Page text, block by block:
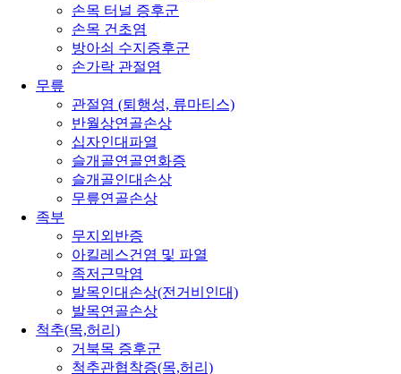
손목 터널 증후군
손목 건초염
방아쇠 수지증후군
손가락 관절염
무릎
관절염 (퇴행성, 류마티스)
반월상연골손상
십자인대파열
슬개골연골연화증
슬개골인대손상
무릎연골손상
족부
무지외반증
아킬레스건염 및 파열
족저근막염
발목인대손상(전거비인대)
발목연골손상
척추(목,허리)
거북목 증후군
척추관협착증(목,허리)